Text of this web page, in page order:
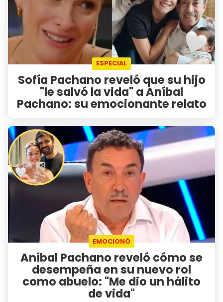
ESPECIAL
Sofía Pachano reveló que su hijo
"le salvó la vida" a Aníbal
Pachano: su emocionante relato
EMOCIONÓ
Aníbal Pachano reveló cómo se
desempeña en su nuevo rol
como abuelo: "Me dio un hálito
de vida"